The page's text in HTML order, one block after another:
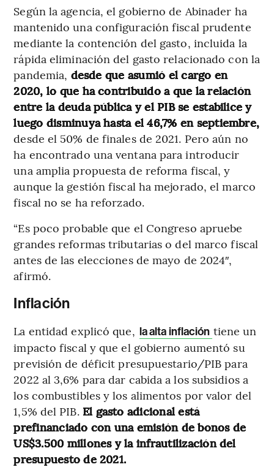
Según la agencia, el gobierno de Abinader ha
mantenido una configuración fiscal prudente
mediante la contención del gasto, incluida la
rápida eliminación del gasto relacionado con la
pandemia, desde que asumió el cargo en
2020, lo que ha contribuido a que la relación
entre la deuda pública y el PIB se estabilice y
luego disminuya hasta el 46,7% en septiembre,
desde el 50% de finales de 2021. Pero aún no
ha encontrado una ventana para introducir
una amplia propuesta de reforma fiscal, y
aunque la gestión fiscal ha mejorado, el marco
fiscal no se ha reforzado.
“Es poco probable que el Congreso apruebe
grandes reformas tributarias o del marco fiscal
antes de las elecciones de mayo de 2024″,
afirmó.
Inflación
La entidad explicó que, la alta inflación tiene un
impacto fiscal y que el gobierno aumentó su
previsión de déficit presupuestario/PIB para
2022 al 3,6% para dar cabida a los subsidios a
los combustibles y los alimentos por valor del
1,5% del PIB. El gasto adicional está
prefinanciado con una emisión de bonos de
US$3.500 millones y la infrautilización del
presupuesto de 2021.